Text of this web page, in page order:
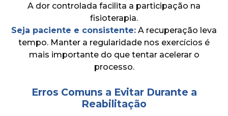
A dor controlada facilita a participação na
fisioterapia.
Seja paciente e consistente: A recuperação leva
tempo. Manter a regularidade nos exercícios é
mais importante do que tentar acelerar o
processo.
Erros Comuns a Evitar Durante a
Reabilitação